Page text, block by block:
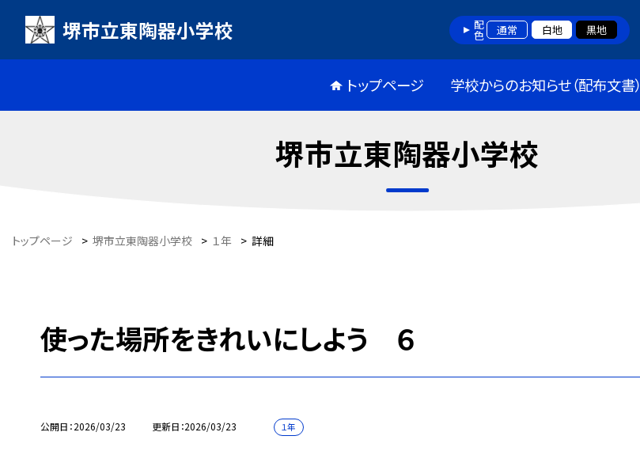
堺市立東陶器小学校 配色 通常 白地 黒地
トップページ 学校からのお知らせ（配布文書）
堺市立東陶器小学校
トップページ > 堺市立東陶器小学校 > １年 > 詳細
使った場所をきれいにしよう ６
公開日 2026/03/23 更新日 2026/03/23 １年